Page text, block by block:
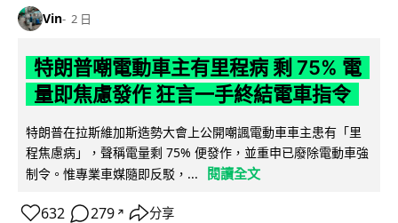
Vin 2 日
特朗普嘲電動車主有里程病 剩 75% 電
量即焦慮發作 狂言一手終結電車指令
特朗普在拉斯維加斯造勢大會上公開嘲諷電動車車主患有「里
程焦慮病」，聲稱電量剩 75% 便發作，並重申已廢除電動車強
制令。惟專業車媒隨即反駁，...
閱讀全文
632 279 ↗ 分享